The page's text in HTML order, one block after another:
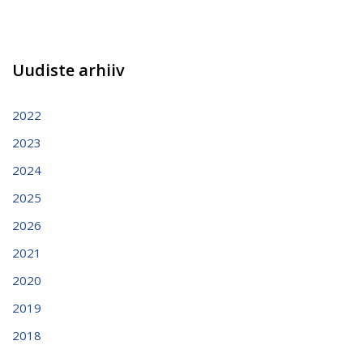
Uudiste arhiiv
2022
2023
2024
2025
2026
2021
2020
2019
2018